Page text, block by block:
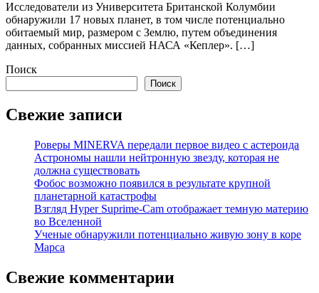
Исследователи из Университета Британской Колумбии
обнаружили 17 новых планет, в том числе потенциально
обитаемый мир, размером с Землю, путем объединения
данных, собранных миссией НАСА «Кеплер». […]
Поиск
Поиск
Свежие записи
Роверы MINERVA передали первое видео с астероида
Астрономы нашли нейтронную звезду, которая не
должна существовать
Фобос возможно появился в результате крупной
планетарной катастрофы
Взгляд Hyper Suprime-Cam отображает темную материю
во Вселенной
Ученые обнаружили потенциально живую зону в коре
Марса
Свежие комментарии